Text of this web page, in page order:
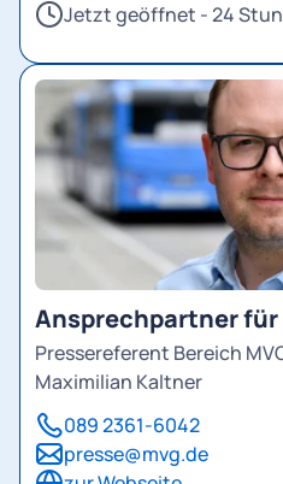
Jetzt geöffnet - 24
Ansprechpartner
Pressereferent Bereich
Maximilian Kaltner
089 2361-6042
presse@mvg.de